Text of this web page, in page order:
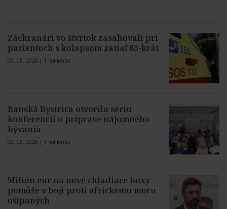
Záchranári vo štvrtok zasahovali pri
pacientoch s kolapsom zatiaľ 83-krát
06. 08. 2026 | 1 komentár
Banská Bystrica otvorila sériu
konferencií o príprave nájomného
bývania
06. 08. 2026 | 1 komentár
Milión eur na nové chladiace boxy
pomôže v boji proti africkému moru
ošípaných